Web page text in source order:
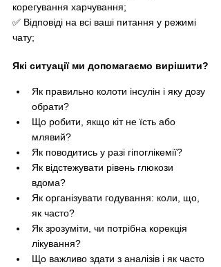
корегування харчування;
✅ Відповіді на всі ваші питання у режимі
чату;
Які ситуації ми допомагаємо вирішити?
Як правильно колоти інсулін і яку дозу
обрати?
Що робити, якщо кіт не їсть або
млявий?
Як поводитись у разі гіпоглікемії?
Як відстежувати рівень глюкози
вдома?
Як організувати годування: коли, що,
як часто?
Як зрозуміти, чи потрібна корекція
лікування?
Що важливо здати з аналізів і як часто